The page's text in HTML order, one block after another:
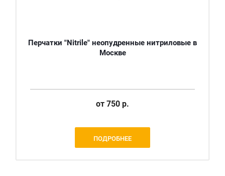
Перчатки "Nitrile" неопудренные нитриловые в
Москве
от 750 р.
ПОДРОБНЕЕ